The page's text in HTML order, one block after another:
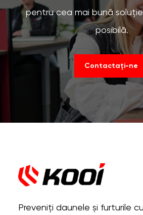
pentru cea mai bună
posibilă.
Contactați-ne
Preveniți daunele și furturile cu